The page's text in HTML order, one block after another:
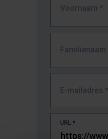
Voornaam *
Familienaam
E-mailadres *
URL *